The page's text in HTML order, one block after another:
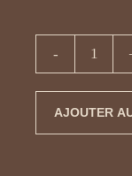
quantité de
-
AJOUTER